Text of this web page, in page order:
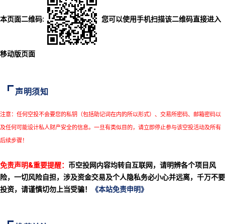
本页面二维码: 您可以使用手机扫描该二维码直接进入
移动版页面
声明须知
注意：任何空投不会要您的私钥（包括助记词在内的所以形式）、交易所密码、邮箱密码以
及任何可能设计私人财产安全的信息。一旦有类似目的，请立即停止参与该空投活动及所有
后续步骤！
免责声明&重要提醒： 币空投网内容均转自互联网，请明辨各个项目风
险，一切风险自担，涉及资金交易及个人隐私务必小心并远离，千万不要
投资，请谨慎切勿上当受骗！
《本站免责申明》